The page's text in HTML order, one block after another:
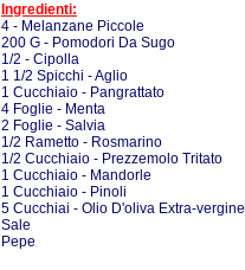
Ingredienti:
4 - Melanzane Piccole
200 G - Pomodori Da Sugo
1/2 - Cipolla
1 1/2 Spicchi - Aglio
1 Cucchiaio - Pangrattato
4 Foglie - Menta
2 Foglie - Salvia
1/2 Rametto - Rosmarino
1/2 Cucchiaio - Prezzemolo Tritato
1 Cucchiaio - Mandorle
1 Cucchiaio - Pinoli
5 Cucchiai - Olio D'oliva Extra-vergine
Sale
Pepe